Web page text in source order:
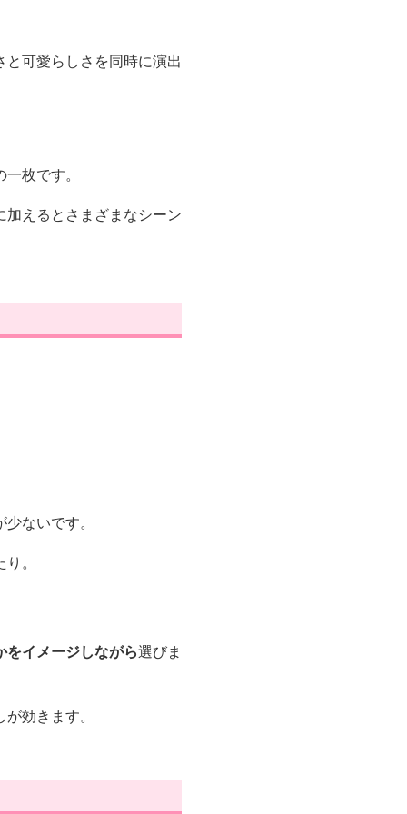
可愛らしさを同時に演出
枚です。
えるとさまざまなシーン
ないです。
。
をイメージしながら選びま
効きます。